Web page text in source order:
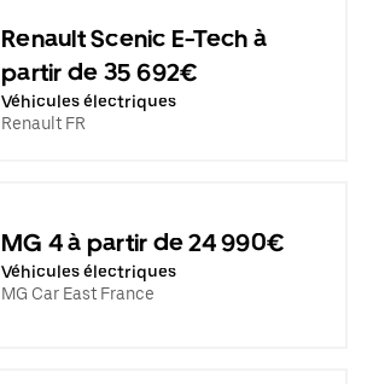
Renault Scenic E-Tech à
partir de 35 692€
Véhicules électriques
Renault FR
MG 4 à partir de 24 990€
Véhicules électriques
MG Car East France